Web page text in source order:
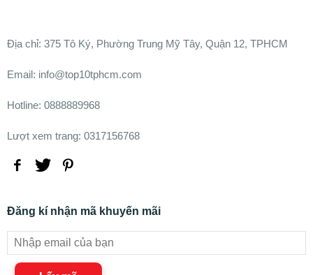
Ðịa chỉ: 375 Tô Ký, Phường Trung Mỹ Tây, Quận 12, TPHCM
Email: info@top10tphcm.com
Hotline: 0888889968
Lượt xem trang: 0317156768
Đăng kí nhận mã khuyến mãi